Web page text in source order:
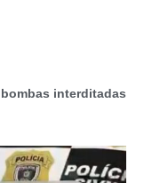
interditadas